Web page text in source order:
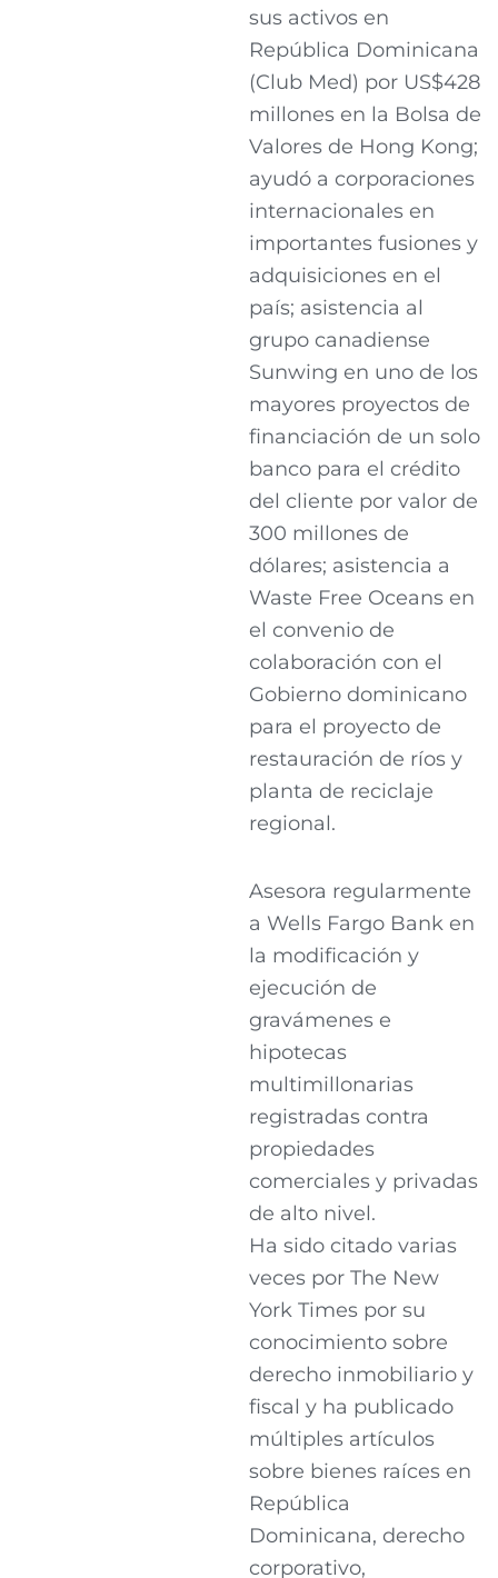
sus activos en
República Dominicana
(Club Med) por US$428
millones en la Bolsa de
Valores de Hong Kong;
ayudó a corporaciones
internacionales en
importantes fusiones y
adquisiciones en el
país; asistencia al
grupo canadiense
Sunwing en uno de los
mayores proyectos de
financiación de un solo
banco para el crédito
del cliente por valor de
300 millones de
dólares; asistencia a
Waste Free Oceans en
el convenio de
colaboración con el
Gobierno dominicano
para el proyecto de
restauración de ríos y
planta de reciclaje
regional.
Asesora regularmente
a Wells Fargo Bank en
la modificación y
ejecución de
gravámenes e
hipotecas
multimillonarias
registradas contra
propiedades
comerciales y privadas
de alto nivel.
Ha sido citado varias
veces por The New
York Times por su
conocimiento sobre
derecho inmobiliario y
fiscal y ha publicado
múltiples artículos
sobre bienes raíces en
República
Dominicana, derecho
corporativo,